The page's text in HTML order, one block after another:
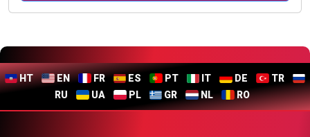
HT EN FR ES PT IT DE
TR
RU
UA PL GR NL RO